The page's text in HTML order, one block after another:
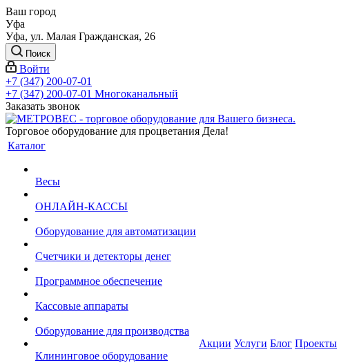
Ваш город
Уфа
Уфа, ул. Малая Гражданская, 26
Поиск
Войти
+7 (347) 200-07-01
+7 (347) 200-07-01 Многоканальный
Заказать звонок
Торговое оборудование для процветания Дела!
Каталог
Весы
ОНЛАЙН-КАССЫ
Оборудование для автоматизации
Счетчики и детекторы денег
Программное обеспечение
Кассовые аппараты
Оборудование для производства
Клининговое оборудование
Акции Услуги Блог Проекты